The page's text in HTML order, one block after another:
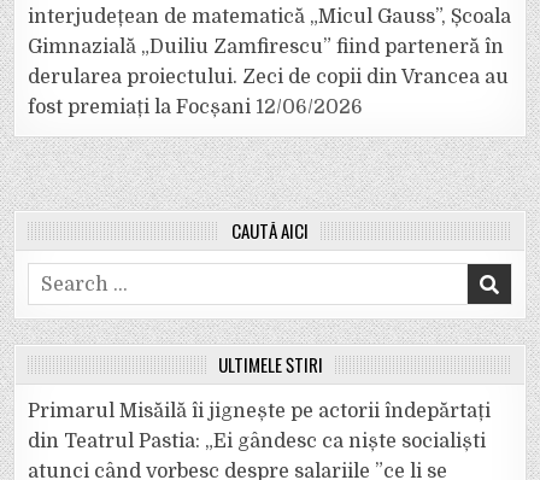
interjudețean de matematică „Micul Gauss”, Școala
Gimnazială „Duiliu Zamfirescu” fiind parteneră în
derularea proiectului. Zeci de copii din Vrancea au
fost premiați la Focșani 12/06/2026
CAUTĂ AICI
Search
for:
ULTIMELE ȘTIRI
Primarul Misăilă îi jignește pe actorii îndepărtați
din Teatrul Pastia: „Ei gândesc ca niște socialiști
atunci când vorbesc despre salariile ”ce li se